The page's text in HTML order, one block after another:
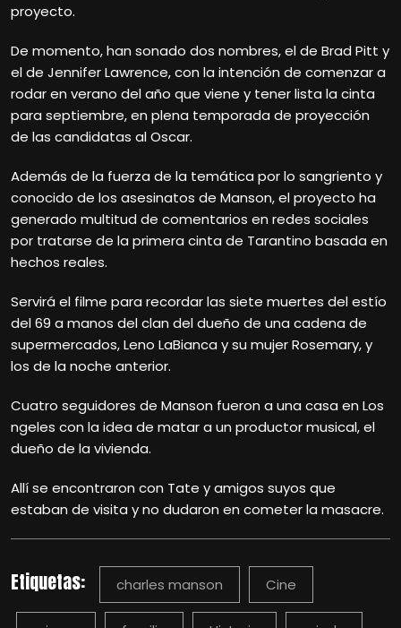
proyecto.
De momento, han sonado dos nombres, el de Brad Pitt y
el de Jennifer Lawrence, con la intención de comenzar a
rodar en verano del año que viene y tener lista la cinta
para septiembre, en plena temporada de proyección
de las candidatas al Oscar.
Además de la fuerza de la temática por lo sangriento y
conocido de los asesinatos de Manson, el proyecto ha
generado multitud de comentarios en redes sociales
por tratarse de la primera cinta de Tarantino basada en
hechos reales.
Servirá el filme para recordar las siete muertes del estío
del 69 a manos del clan del dueño de una cadena de
supermercados, Leno LaBianca y su mujer Rosemary, y
los de la noche anterior.
Cuatro seguidores de Manson fueron a una casa en Los
ngeles con la idea de matar a un productor musical, el
dueño de la vivienda.
Allí se encontraron con Tate y amigos suyos que
estaban de visita y no dudaron en cometer la masacre.
Etiquetas: charles manson Cine